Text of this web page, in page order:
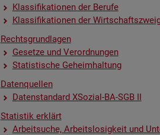
Klas­si­fi­ka­tio­nen der Be­ru­fe
Klas­si­fi­ka­tio­nen der
Rechts­grund­la­gen
Ge­set­ze und Ver­ord­nun­gen
Sta­tis­ti­sche Ge­heim­hal­tung
Da­ten­quel­len
Da­ten­stan­dard XSo­zi­al-BA-SGB II
Sta­tis­tik er­klärt
Ar­beit­su­che, Ar­beits­lo­sig­keit und